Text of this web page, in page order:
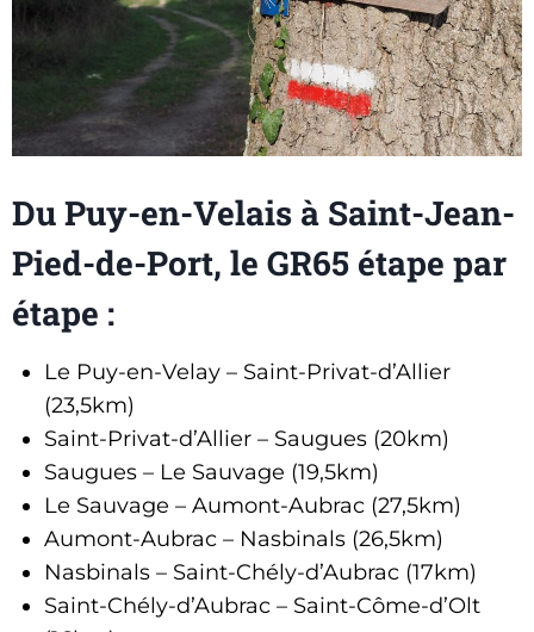
Du Puy-en-Velais à Saint-Jean-
Pied-de-Port, le GR65 étape par
étape :
Le Puy-en-Velay – Saint-Privat-d’Allier
(23,5km)
Saint-Privat-d’Allier – Saugues (20km)
Saugues – Le Sauvage (19,5km)
Le Sauvage – Aumont-Aubrac (27,5km)
Aumont-Aubrac – Nasbinals (26,5km)
Nasbinals – Saint-Chély-d’Aubrac (17km)
Saint-Chély-d’Aubrac – Saint-Côme-d’Olt